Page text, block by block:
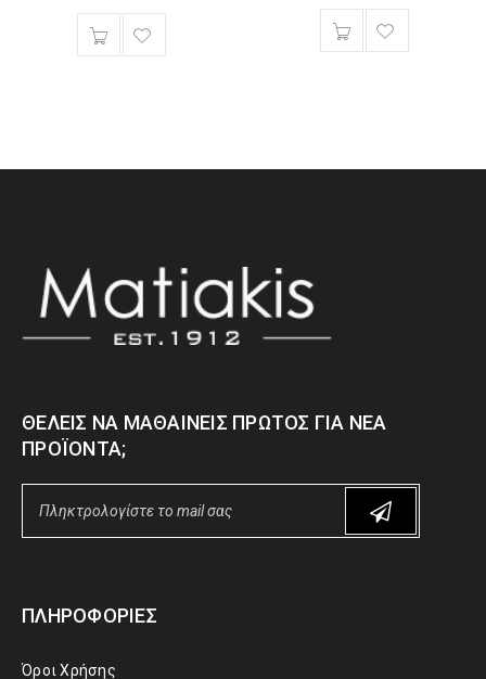
ΘΈΛΕΙΣ ΝΑ ΜΑΘΑΊΝΕΙΣ ΠΡΏΤΟΣ ΓΙΑ ΝΈΑ
ΠΡΟΪΌΝΤΑ;
ΠΛΗΡΟΦΟΡΊΕΣ
Όροι Χρήσης